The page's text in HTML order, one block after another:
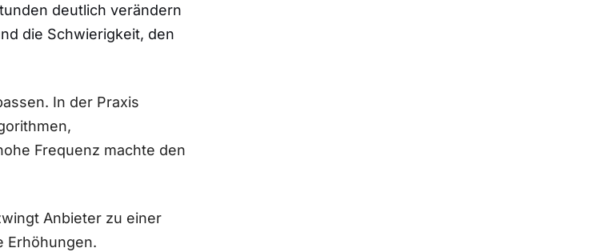
deutlich verändern
die Schwierigkeit, den
In der Praxis
Frequenz machte den
Anbieter zu einer
Erhöhungen.